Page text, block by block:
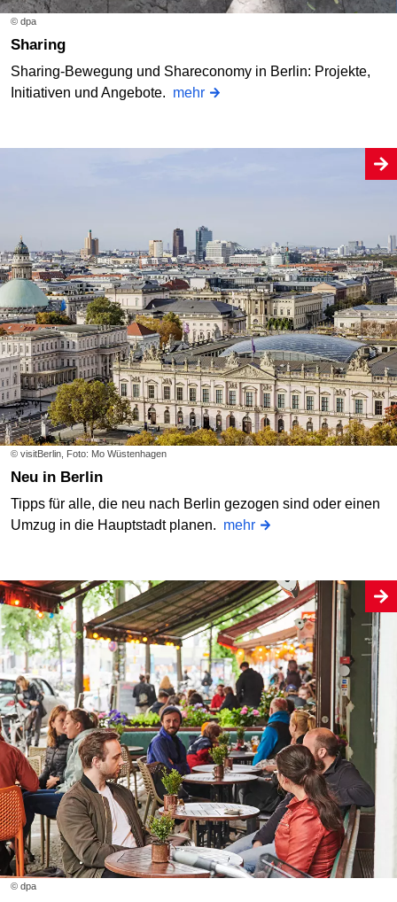
© dpa
Sharing
Sharing-Bewegung und Shareconomy in Berlin: Projekte,
Initiativen und Angebote. mehr
© visitBerlin, Foto: Mo Wüstenhagen
Neu in Berlin
Tipps für alle, die neu nach Berlin gezogen sind oder einen
Umzug in die Hauptstadt planen. mehr
© dpa